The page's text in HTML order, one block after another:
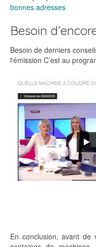
bonnes adresses
Besoin
Besoin de derniers
l'émission C’est au
En conclusion, avant de